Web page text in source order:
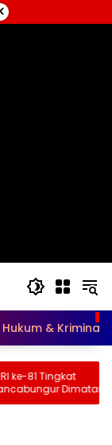
Hukum & Kriminal
81 Tingkat
Dimatangkan
Seluruh